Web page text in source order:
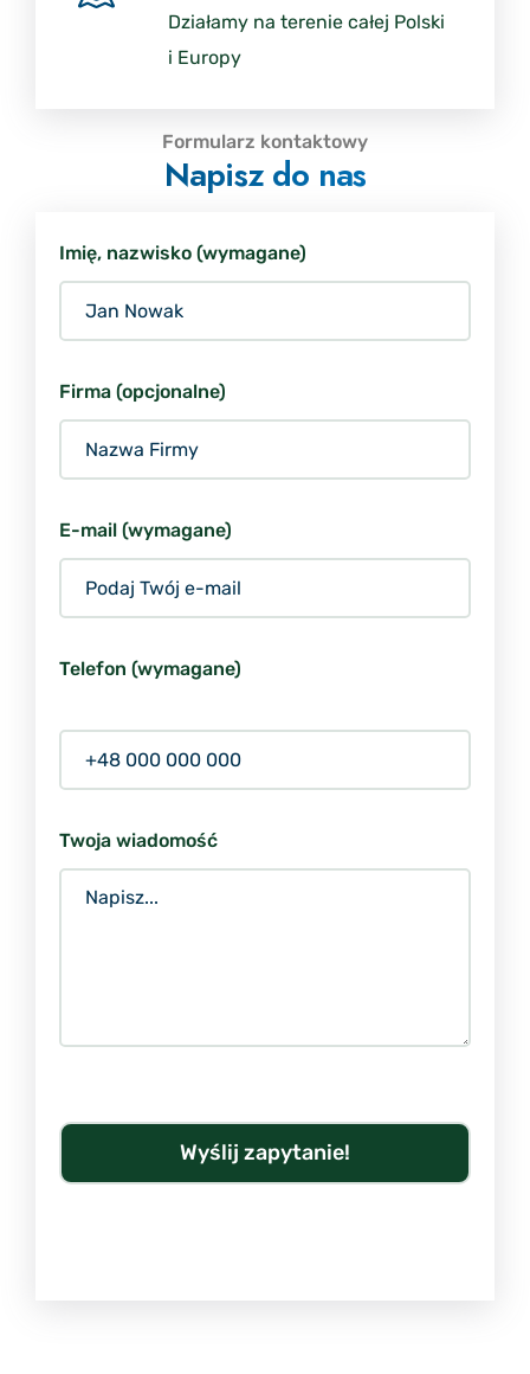
Działamy na terenie całej Polski
i Europy
Formularz kontaktowy
Napisz do nas
Imię, nazwisko (wymagane)
Firma (opcjonalne)
E-mail (wymagane)
Telefon (wymagane)
Twoja wiadomość